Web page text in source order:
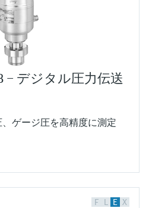
– デジタル圧力伝送
ゲージ圧を高精度に測定
F L E X